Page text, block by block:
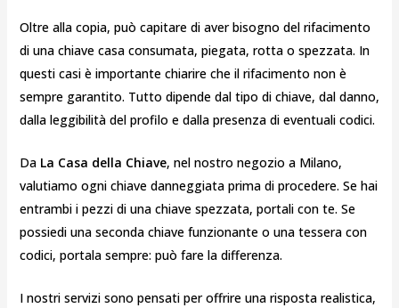
Oltre alla copia, può capitare di aver bisogno del rifacimento
di una chiave casa consumata, piegata, rotta o spezzata. In
questi casi è importante chiarire che il rifacimento non è
sempre garantito. Tutto dipende dal tipo di chiave, dal danno,
dalla leggibilità del profilo e dalla presenza di eventuali codici.
Da La Casa della Chiave, nel nostro negozio a Milano,
valutiamo ogni chiave danneggiata prima di procedere. Se hai
entrambi i pezzi di una chiave spezzata, portali con te. Se
possiedi una seconda chiave funzionante o una tessera con
codici, portala sempre: può fare la differenza.
I nostri servizi sono pensati per offrire una risposta realistica,